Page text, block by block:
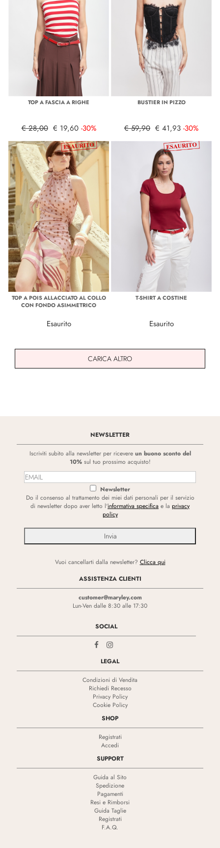
TOP A FASCIA A RIGHE
€ 28,00 € 19,60 -30%
BUSTIER IN PIZZO
€ 59,90 € 41,93 -30%
TOP A POIS ALLACCIATO AL COLLO
CON FONDO ASIMMETRICO
Esaurito
T-SHIRT A COSTINE
Esaurito
CARICA ALTRO
NEWSLETTER
Iscriviti subito alla newsletter per ricevere un buono sconto del
10%sul tuo prossimo acquisto!
Newsletter
Do il consenso al trattamento dei miei dati personali per il servizio
di newsletter dopo aver letto l'informativa specifica e la privacy
policy
Vuoi cancellarti dalla newsletter? Clicca qui
ASSISTENZA CLIENTI
customer@maryley.com
Lun-Ven dalle 8:30 alle 17:30
SOCIAL
LEGAL
Condizioni di Vendita
Richiedi Recesso
Privacy Policy
Cookie Policy
SHOP
Registrati
Accedi
SUPPORT
Guida al Sito
Spedizione
Pagamenti
Resi e Rimborsi
Guida Taglie
Registrati
F.A.Q.